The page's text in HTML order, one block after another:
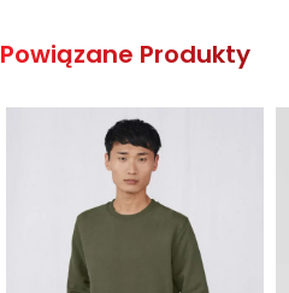
Powiązane Produkty